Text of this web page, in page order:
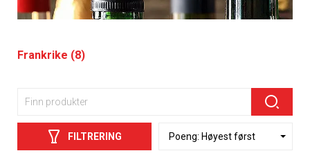
Frankrike (8)
FILTRERING